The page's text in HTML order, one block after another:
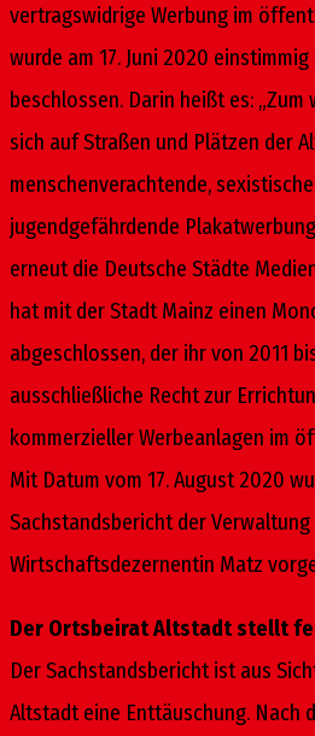
vertragswidrige Werbung im
wurde am 17. Juni 2020
beschlossen. Darin heißt es:
sich auf Straßen und Plätzen der
menschenverachtende,
jugendgefährdende
erneut die Deutsche Städte
hat mit der Stadt Mainz einen
abgeschlossen, der ihr von 2011
ausschließliche Recht zur
kommerzieller Werbeanlagen im
Mit Datum vom 17. August 2020
Sachstandsbericht der Verwaltung
Wirtschaftsdezernentin Matz
Der Ortsbeirat Altstadt stellt
Der Sachstandsbericht ist aus
Altstadt eine Enttäuschung. Nach